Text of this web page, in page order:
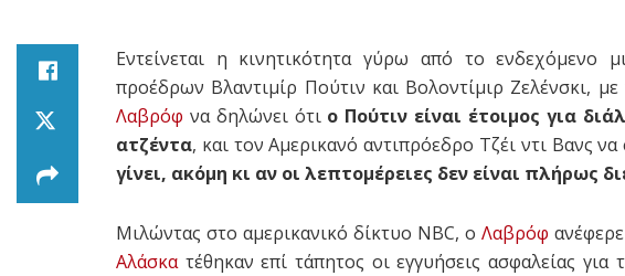
Εντείνεται η κινητικότητα γύρω από το ενδεχόμενο
προέδρων Βλαντιμίρ Πούτιν και Βολοντίμιρ Ζελένσκι,
Λαβρόφ να δηλώνει ότι ο Πούτιν είναι έτοιμος για
ατζέντα, και τον Αμερικανό αντιπρόεδρο Τζέι ντι Βανς
γίνει, ακόμη κι αν οι λεπτομέρειες δεν είναι πλήρως
Μιλώντας στο αμερικανικό δίκτυο NBC, ο Λαβρόφ
Αλάσκατέθηκαν επί τάπητος οι εγγυήσεις ασφαλείας για